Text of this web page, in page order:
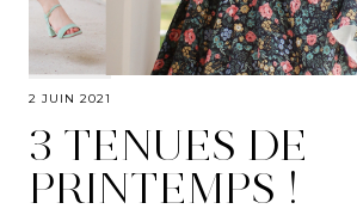
2 JUIN 2021
3 TENUES DE
PRINTEMPS !